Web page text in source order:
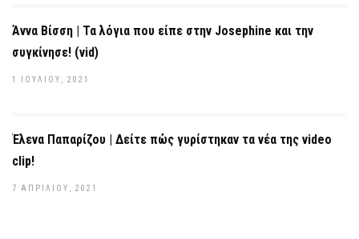
Άννα Βίσση | Τα λόγια που είπε στην Josephine και την
συγκίνησε! (vid)
1 ΙΟΥΛΊΟΥ, 2021
Έλενα Παπαρίζου | Δείτε πώς γυρίστηκαν τα νέα της video
clip!
7 ΑΠΡΙΛΊΟΥ, 2021